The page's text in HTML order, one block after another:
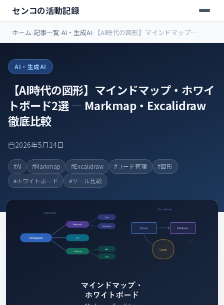
センコの活動記録
ホーム 記事一覧 AI・生成AI
【AI時代の図形】マインドマップ・
ホワイトボード2選 — Markmap・
AI・生成AI
【AI時代の図形】マインドマップ・ホワイ
トボード2選 — Markmap・Excalidraw
徹底比較
2026年5月14日
#AI #Markmap #Excalidraw #コード管理
#図形
#ホワイトボード
#ツール比較